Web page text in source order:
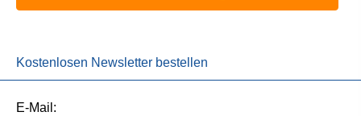
Kostenlosen Newsletter bestellen
E-Mail: